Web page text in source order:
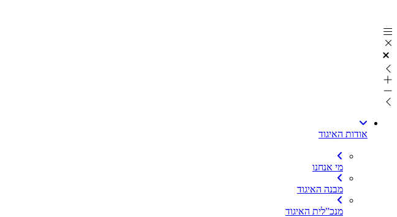
אודות האיגוד
מי אנחנו
מבנה האיגוד
מנכ”לית האיגוד